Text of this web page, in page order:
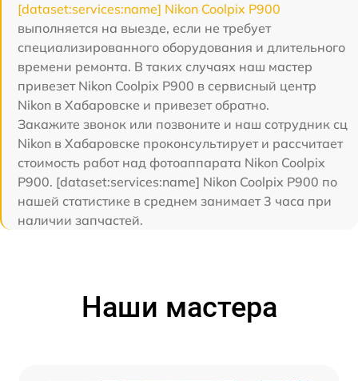
[dataset:services:name] Nikon Coolpix P900
выполняется на выезде, если не требует
специализированного оборудования и длительного
времени ремонта. В таких случаях наш мастер
привезет Nikon Coolpix P900 в сервисный центр
Nikon в Хабаровске и привезет обратно.
Закажите звонок или позвоните и наш сотрудник сц
Nikon в Хабаровске проконсультирует и рассчитает
стоимость работ над фотоаппарата Nikon Coolpix
P900. [dataset:services:name] Nikon Coolpix P900 по
нашей статистике в среднем занимает 3 часа при
наличии запчастей.
Наши мастера